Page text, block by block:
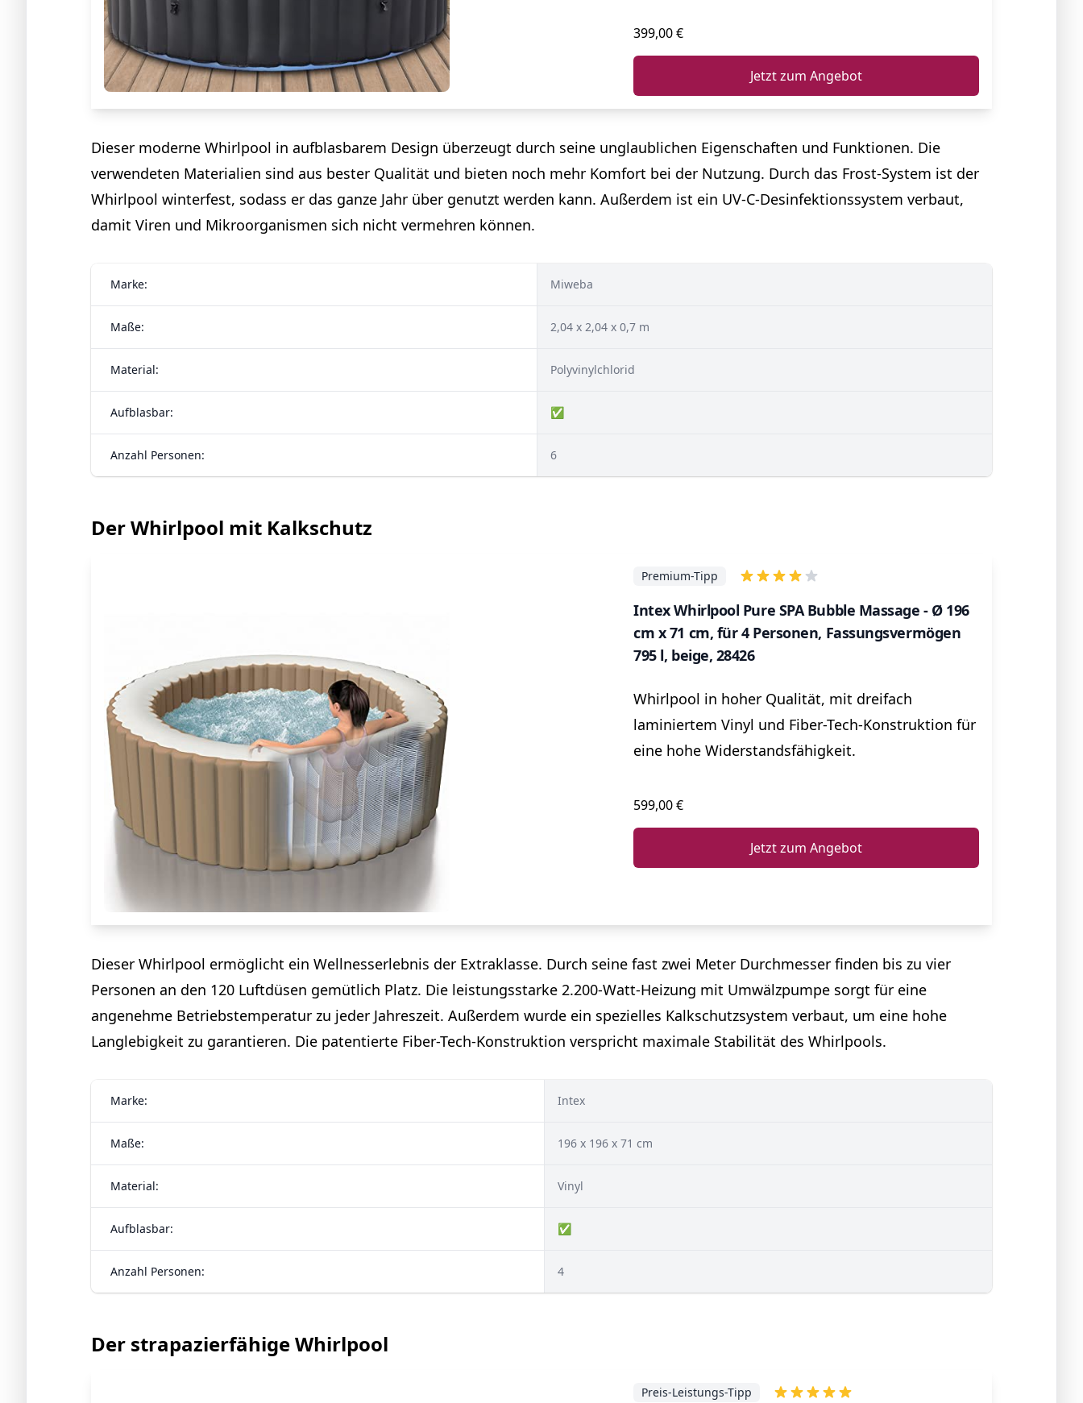
399,00 €
Jetzt zum Angebot
Dieser moderne Whirlpool in aufblasbarem Design überzeugt durch seine unglaublichen Eigenschaften und Funktionen. Die
verwendeten Materialien sind aus bester Qualität und bieten noch mehr Komfort bei der Nutzung. Durch das Frost-System ist der
Whirlpool winterfest, sodass er das ganze Jahr über genutzt werden kann. Außerdem ist ein UV-C-Desinfektionssystem verbaut,
damit Viren und Mikroorganismen sich nicht vermehren können.
Marke: Miweba
Maße: ‎2,04 x 2,04 x 0,7 m
Material: Polyvinylchlorid
Aufblasbar: ✅
Anzahl Personen: 6
Der Whirlpool mit Kalkschutz
Intex Whirlpool Pure SPA Bubble Massage - Ø 196
cm x 71 cm, für 4 Personen, Fassungsvermögen
795 l, beige, 28426
Premium-Tipp
Whirlpool in hoher Qualität, mit dreifach
laminiertem Vinyl und Fiber-Tech-Konstruktion für
eine hohe Widerstandsfähigkeit.
599,00 €
Jetzt zum Angebot
Dieser Whirlpool ermöglicht ein Wellnesserlebnis der Extraklasse. Durch seine fast zwei Meter Durchmesser finden bis zu vier
Personen an den 120 Luftdüsen gemütlich Platz. Die leistungsstarke 2.200-Watt-Heizung mit Umwälzpumpe sorgt für eine
angenehme Betriebstemperatur zu jeder Jahreszeit. Außerdem wurde ein spezielles Kalkschutzsystem verbaut, um eine hohe
Langlebigkeit zu garantieren. Die patentierte Fiber-Tech-Konstruktion verspricht maximale Stabilität des Whirlpools.
Marke: Intex
Maße: ‎196 x 196 x 71 cm
Material: Vinyl
Aufblasbar: ✅
Anzahl Personen: 4
Der strapazierfähige Whirlpool
Preis-Leistungs-Tipp